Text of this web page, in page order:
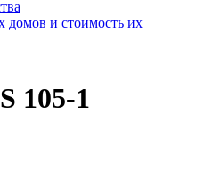
и стоимость их
105-1